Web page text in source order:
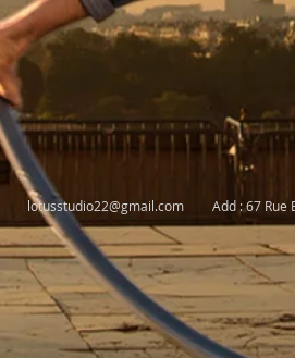
lotusstudio22@gmail.com Add : 67 Rue